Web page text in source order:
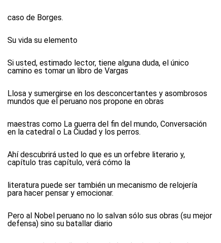
caso de Borges.
Su vida su elemento
Si usted, estimado lector, tiene alguna duda, el único
camino es tomar un libro de Vargas
Llosa y sumergirse en los desconcertantes y asombrosos
mundos que el peruano nos propone en obras
maestras como La guerra del fin del mundo, Conversación
en la catedral o La Ciudad y los perros.
Ahí descubrirá usted lo que es un orfebre literario y,
capítulo tras capítulo, verá cómo la
literatura puede ser también un mecanismo de relojería
para hacer pensar y emocionar.
Pero al Nobel peruano no lo salvan sólo sus obras (su mejor
defensa) sino su batallar diario